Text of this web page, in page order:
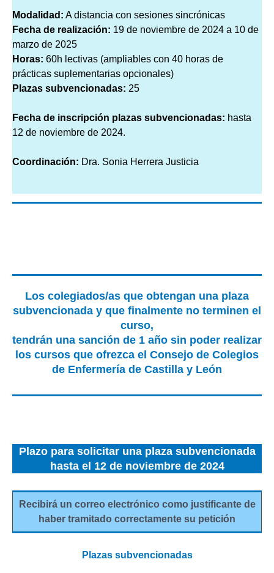
Modalidad: A distancia con sesiones sincrónicas
Fecha de realización: 19 de noviembre de 2024 a 10 de
marzo de 2025
Horas: 60h lectivas (ampliables con 40 horas de
prácticas suplementarias opcionales)
Plazas subvencionadas: 25
Fecha de inscripción plazas subvencionadas: hasta
12 de noviembre de 2024.
Coordinación: Dra. Sonia Herrera Justicia
Los colegiados/as que obtengan una plaza
subvencionada y que finalmente no terminen el
curso,
tendrán una sanción de 1 año sin poder realizar
los cursos que ofrezca el Consejo de Colegios
de Enfermería de Castilla y León
Plazo para solicitar una plaza subvencionada
hasta el 12 de noviembre de 2024
Recibirá un correo electrónico como justificante de
haber tramitado correctamente su petición
Plazas subvencionadas